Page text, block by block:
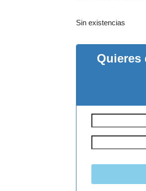
Sin existencias
Quieres